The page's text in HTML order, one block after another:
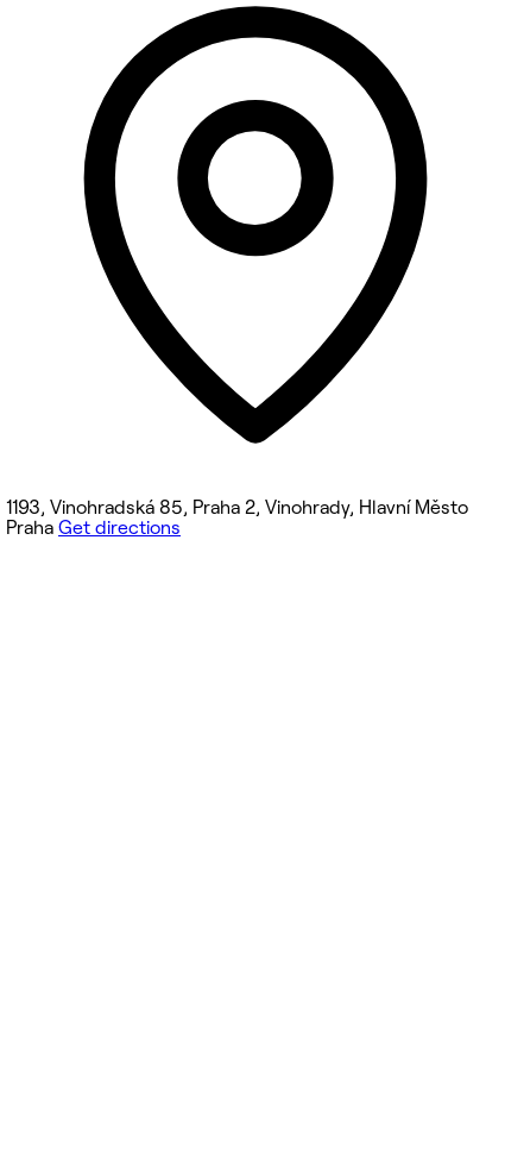
9:30 AM - 7:00 PM
Wednesday
10:00 AM - 7:00 PM
9:30 AM - 7:00 PM
9:00 AM - 6:00 PM
1193, Vinohradská 85, Praha 2, Vinohrady, Hlavní Město
Praha Get directions